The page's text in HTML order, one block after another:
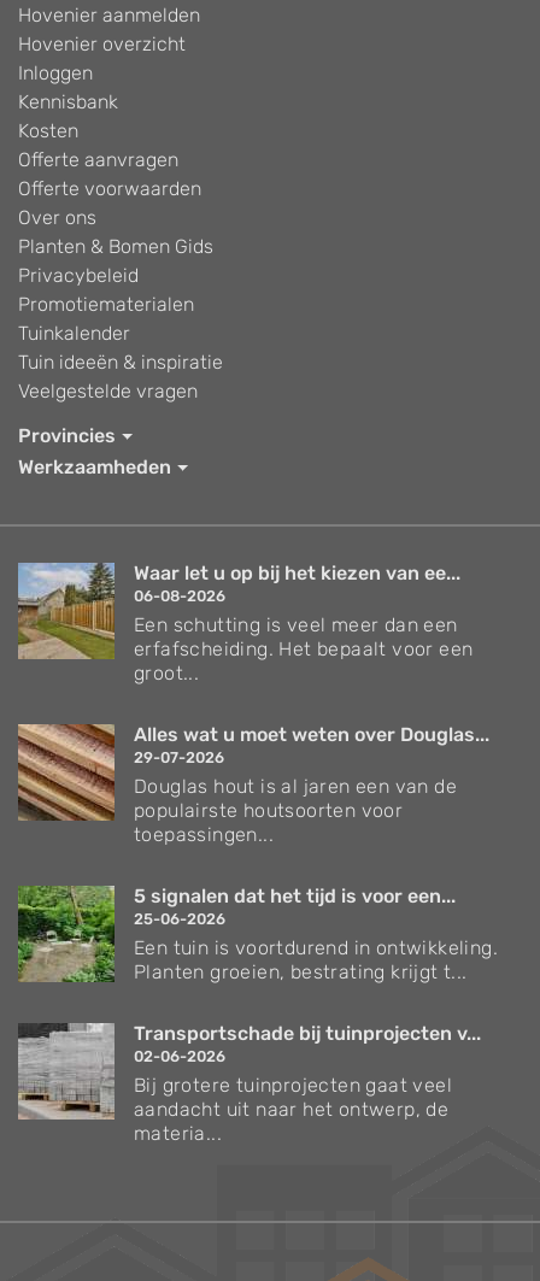
Hovenier aanmelden
Hovenier overzicht
Inloggen
Kennisbank
Kosten
Offerte aanvragen
Offerte voorwaarden
Over ons
Planten & Bomen Gids
Privacybeleid
Promotiematerialen
Tuinkalender
Tuin ideeën & inspiratie
Veelgestelde vragen
Provincies
Werkzaamheden
Waar let u op bij het kiezen van ee...
06-08-2026
Een schutting is veel meer dan een
erfafscheiding. Het bepaalt voor een
groot...
Alles wat u moet weten over Douglas...
29-07-2026
Douglas hout is al jaren een van de
populairste houtsoorten voor
toepassingen...
5 signalen dat het tijd is voor een...
25-06-2026
Een tuin is voortdurend in ontwikkeling.
Planten groeien, bestrating krijgt t...
Transportschade bij tuinprojecten v...
02-06-2026
Bij grotere tuinprojecten gaat veel
aandacht uit naar het ontwerp, de
materia...
Verzorgingstips voor bomen en planten
Inspiratie voor uw tuin en terras